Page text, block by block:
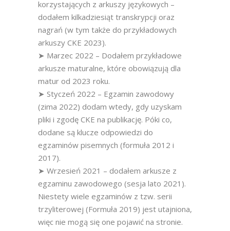
korzystających z arkuszy językowych –
dodałem kilkadziesiąt transkrypcji oraz
nagrań (w tym także do przykładowych
arkuszy CKE 2023).
➤ Marzec 2022 – Dodałem przykładowe
arkusze maturalne, które obowiązują dla
matur od 2023 roku.
➤ Styczeń 2022 – Egzamin zawodowy
(zima 2022) dodam wtedy, gdy uzyskam
pliki i zgodę CKE na publikację. Póki co,
dodane są klucze odpowiedzi do
egzaminów pisemnych (formuła 2012 i
2017).
➤ Wrzesień 2021 – dodałem arkusze z
egzaminu zawodowego (sesja lato 2021).
Niestety wiele egzaminów z tzw. serii
trzyliterowej (Formuła 2019) jest utajniona,
więc nie mogą się one pojawić na stronie.